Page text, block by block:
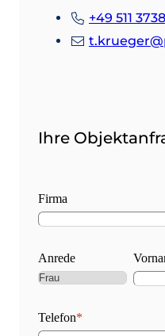
+49 511
Ihre
Firma
Anrede
Telefon*